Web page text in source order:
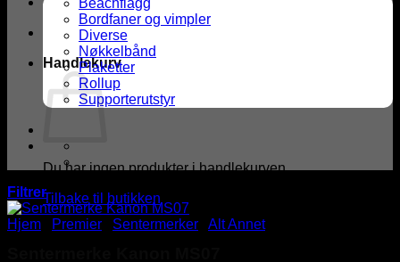
Handlekurv
Du har ingen produkter i handlekurven.
Tilbake til butikken
Beachflagg
Bordfaner og vimpler
Diverse
Nøkkelbånd
Plaketter
Rollup
Supporterutstyr
Filtrer
Hjem Premier Sentermerker Alt Annet